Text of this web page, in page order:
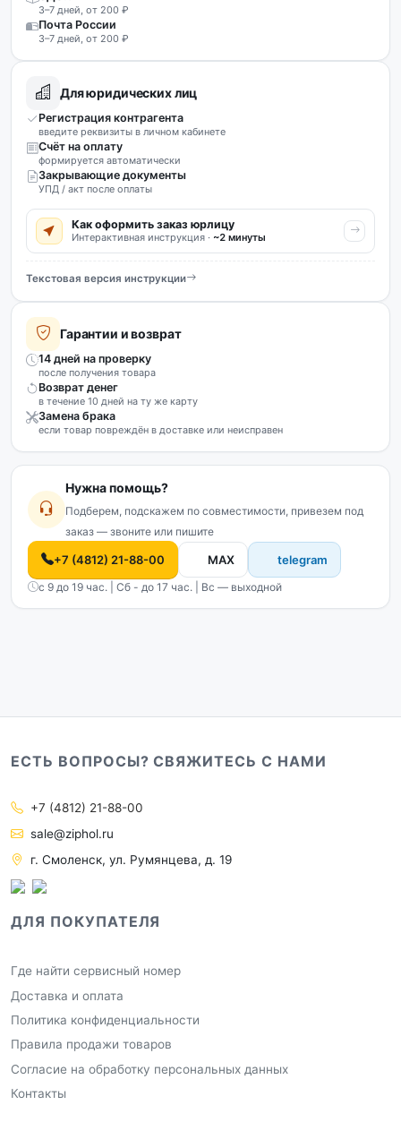
3–7 дней, от 200 ₽
Почта России
3–7 дней, от 200 ₽
Для юридических лиц
Регистрация контрагента
введите реквизиты в личном кабинете
Счёт на оплату
формируется автоматически
Закрывающие документы
УПД / акт после оплаты
Как оформить заказ юрлицу
Интерактивная инструкция · ~2 минуты
Текстовая версия инструкции
Гарантии и возврат
14 дней на проверку
после получения товара
Возврат денег
в течение 10 дней на ту же карту
Замена брака
если товар повреждён в доставке или неисправен
Нужна помощь?
Подберем, подскажем по совместимости, привезем под
заказ — звоните или пишите
+7 (4812) 21-88-00 MAX telegram
с 9 до 19 час. | Сб - до 17 час. | Вс — выходной
ЕСТЬ ВОПРОСЫ? СВЯЖИТЕСЬ С НАМИ
+7 (4812) 21-88-00
sale@ziphol.ru
г. Смоленск, ул. Румянцева, д. 19
ДЛЯ ПОКУПАТЕЛЯ
Где найти сервисный номер
Доставка и оплата
Политика конфиденциальности
Правила продажи товаров
Согласие на обработку персональных данных
Контакты